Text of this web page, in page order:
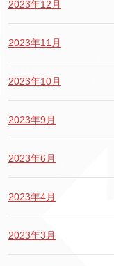
2023年12月
2023年11月
2023年10月
2023年9月
2023年6月
2023年4月
2023年3月